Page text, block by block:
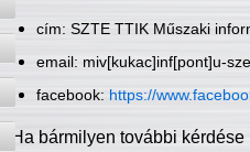
cím: SZTE TTIK Műszaki
email: miv[kukac]inf[pont]u-
facebook: https://
Ha bármilyen további